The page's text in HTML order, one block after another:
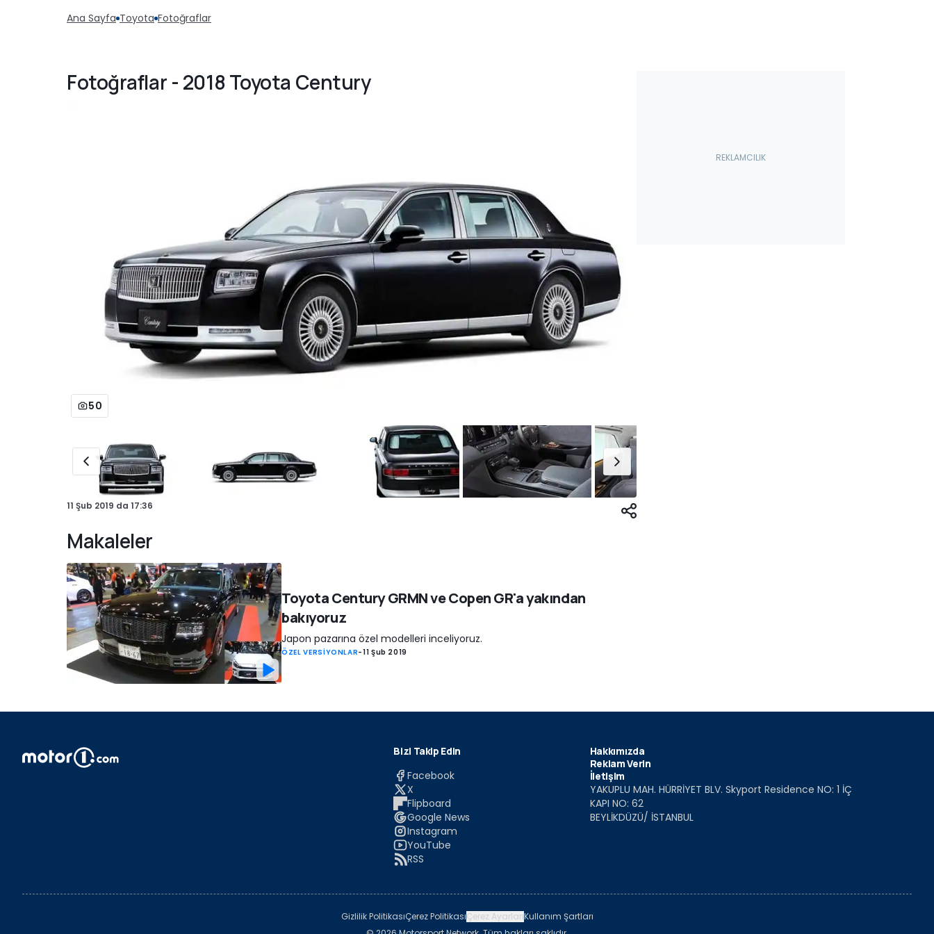
Ana Sayfa Toyota Fotoğraflar
Fotoğraflar - 2018 Toyota Century
50
11 Şub 2019 da 17:36
Makaleler
Toyota Century GRMN ve Copen GR'a yakından
bakıyoruz
Japon pazarına özel modelleri inceliyoruz.
ÖZEL VERSİYONLAR-11 Şub 2019
Bizi Takip Edin
Facebook
X
Flipboard
Google News
Instagram
YouTube
RSS
Hakkımızda
Reklam Verin
İletişim
YAKUPLU MAH. HÜRRİYET BLV. Skyport Residence NO: 1 İÇ
KAPI NO: 62
BEYLİKDÜZÜ/ İSTANBUL
Gizlilik PolitikasıÇerez PolitikasıÇerez AyarlarıKullanım Şartları